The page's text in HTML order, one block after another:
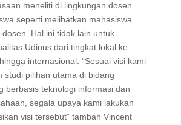
meneliti di lingkungan dosen
seperti melibatkan mahasiswa
Hal ini tidak lain untuk
Udinus dari tingkat lokal ke
internasional. “Sesuai visi kami
studi pilihan utama di bidang
berbasis teknologi informasi dan
segala upaya kami lakukan
visi tersebut” tambah Vincent